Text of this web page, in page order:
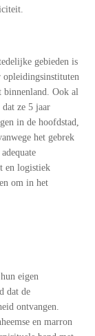
gebieden is
binnenland. Ook al
dat ze 5 jaar
in de hoofdstad,
het gebrek
en logistiek
om in het
eigen
dat de
ontvangen.
en marron